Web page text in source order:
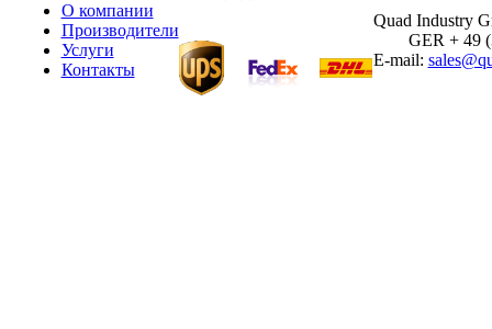
О компании
Производители
Услуги
Контакты
Quad Industry
GER + 49
E-mail: